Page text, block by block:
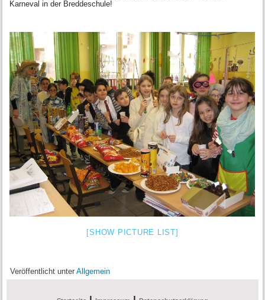
Karneval in der Breddeschule!
[SHOW PICTURE LIST]
Veröffentlicht unter Allgemein